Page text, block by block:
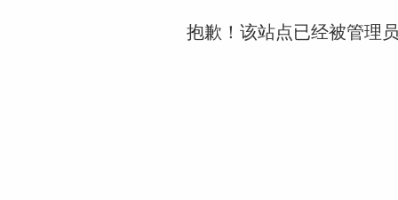
抱歉！该站点已经被管理